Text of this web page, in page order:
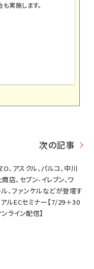
実施します。
次の記事
、アスクル、パルコ、中川
店、セブン-イレブン、ワ
、ファンケルなどが登壇す
ルECセミナー【7/29＋30
ライン配信】